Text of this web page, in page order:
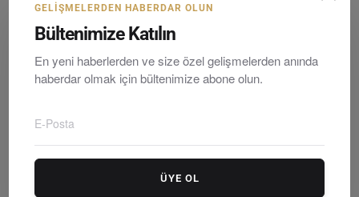
Türk Dünyasının Ortak Hafızası
Monday, Hazirane 1, 2026 0
EditörFriday, Mayıs 1, 2026 0
GELIŞMELERDEN HABERDAR OLUN
Bültenimize Katılın
En yeni haberlerden ve size özel gelişmelerden anında
haberdar olmak için bültenimize abone olun.
ÜYE OL